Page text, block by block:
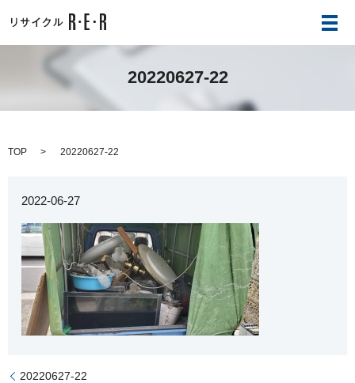
メ
20220627-22
TOP 20220627-22
2022-06-27
20220627-22